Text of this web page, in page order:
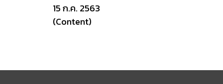
15 ก.ค. 2563
(Content)